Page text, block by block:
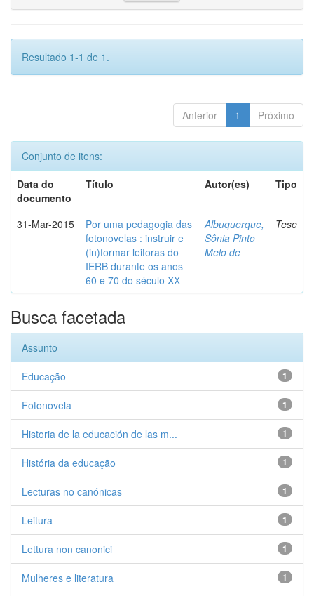
Resultado 1-1 de 1.
Anterior 1 Próximo
Conjunto de itens:
Data do
documento
Título Autor(es) Tipo
31-Mar-2015
Por uma pedagogia das
fotonovelas : instruir e
(in)formar leitoras do
IERB durante os anos
60 e 70 do século XX
Albuquerque,
Sônia Pinto
Melo de
Tese
Busca facetada
Assunto
1
Educação
1
Fotonovela
1
Historia de la educación de las m...
1
História da educação
1
Lecturas no canónicas
1
Leitura
1
Lettura non canonici
1
Mulheres e literatura